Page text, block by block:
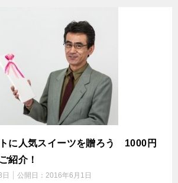
に人気スイーツを贈ろう 1000円
紹介！
公開日： 2016年6月1日